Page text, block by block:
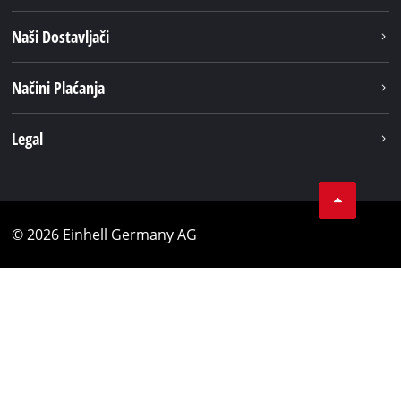
Naši Dostavljači
Načini Plaćanja
Legal
© 2026 Einhell Germany AG